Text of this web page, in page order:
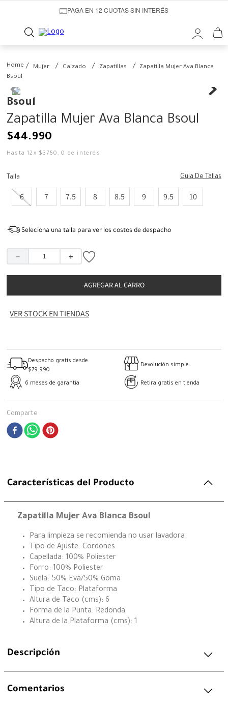
PAGA EN 12 CUOTAS SIN INTERÉS
Mujer Calzado Zapatillas
Zapatilla Mujer Ava Blanca
Bsoul
Bsoul
Zapatilla Mujer Ava Blanca Bsoul
$44.990
Hasta12 x $ 3750 ,0 de interés
Talla Guia De Tallas
6 7 7.5 8 8.5 9 9.5 10
Seleciona una talla para ver los costos de despacho
＋
－
AGREGAR AL CARRO
VER STOCK EN TIENDAS
Despacho gratis desde
$79.990
Devolución simple
6 meses de garantía Retira gratis en tienda
Comparte
Características del Producto
Zapatilla Mujer Ava Blanca Bsoul
Para limpieza se recomienda no usar lavadora.
Tipo de Ajuste: Cordones
Capellada: 100% Poliester
Forro: 100% Poliester
Suela: 50% Eva/50% Goma
Tipo de Taco: Plataforma
Altura de Taco (cms): 6
Forma de la Punta: Redonda
Altura de la Plataforma (cms): 1
Descripción
Comentarios